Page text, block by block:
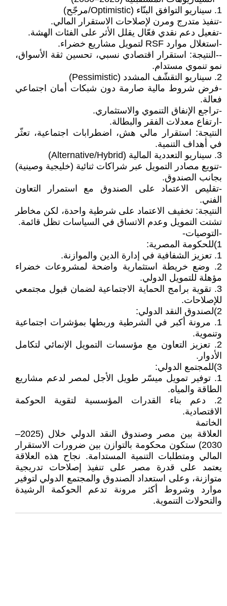
1. سيناريو التوافق البنّاء (Optimistic/مرجّح)
-تنفيذ متدرج ومرن لإصلاحات الاستقرار المالي.
-تفعيل دعم نقدي فعّال يقلل الأثر على الفئات الهشة.
-استغلال موارد RSF لتمويل مشاريع خضراء.
--النتيجة: استقرار اقتصادي نسبي، تحسين ثقة الأسواق،
نمو تنموي مستدام.
2. سيناريو التقشّف المشدد (Pessimistic)
-فرض شروط مالية صارمة دون شبكات أمان اجتماعي
فعالة.
-تراجع الإنفاق التنموي والاستثماري.
-ارتفاع معدلات الفقر والبطالة.
النتيجة: استقرار مالي هش، اضطرابات اجتماعية، تعثّر
في أهداف التنمية.
3. سيناريو التعددية المالية (Alternative/Hybrid)
-تنويع مصادر التمويل عبر شراكات ثنائية (خليجية وصينية)
بجانب الصندوق.
-تقليص الاعتماد على الصندوق مع استمرار التعاون
الفني.
النتيجة: تخفيف الاعتماد على شرطية واحدة، لكن مخاطر
تشتت التمويل وعدم الاتساق في السياسات تظل قائمة.
-التوصيات-
1)للحكومة المصرية:
1. تعزيز الشفافية في إدارة الدين والموازنة.
2. وضع خريطة استثمارية واضحة لمشروعات خضراء
مؤهلة للتمويل الدولي.
3. تقوية برامج الحماية الاجتماعية لضمان قبول مجتمعي
للإصلاحات.
2)لصندوق النقد الدولي:
1. مرونة أكبر في الشرطية وربطها بمؤشرات اجتماعية
وتنموية.
2. تعزيز التعاون مع مؤسسات التمويل الإنمائي لتكامل
الأدوار.
3)للمجتمع الدولي:
1. توفير تمويل ميسّر طويل الأجل لمصر لدعم مشاريع
الطاقة والمياه.
2. دعم بناء القدرات المؤسسية لتقوية الحوكمة
الاقتصادية.
الخاتمة
العلاقة بين مصر وصندوق النقد الدولي خلال (2025–
2030) ستكون محكومة بالتوازن بين ضرورات الاستقرار
المالي ومتطلبات التنمية المستدامة. نجاح هذه العلاقة
يعتمد على قدرة مصر على تنفيذ إصلاحات تدريجية
متوازنة، وعلى استعداد الصندوق والمجتمع الدولي لتوفير
موارد وشروط أكثر مرونة تدعم الحوكمة الرشيدة
والتحولات التنموية.